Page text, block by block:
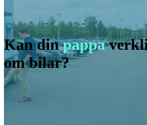
Kan dinpappa
om bilar?